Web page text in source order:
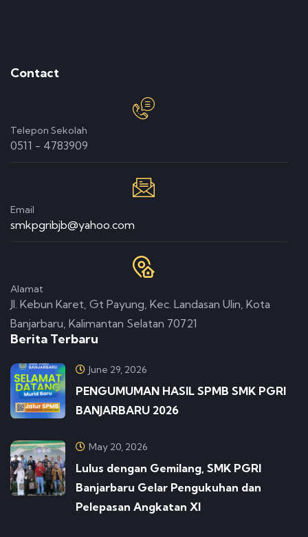
Contact
Telepon Sekolah
0511 - 4783909
Email
smkpgribjb@yahoo.com
Alamat
Jl. Kebun Karet, Gt Payung, Kec. Landasan Ulin, Kota
Banjarbaru, Kalimantan Selatan 70721
Berita Terbaru
June 29, 2026
PENGUMUMAN HASIL SPMB SMK PGRI
BANJARBARU 2026
May 20, 2026
Lulus dengan Gemilang, SMK PGRI
Banjarbaru Gelar Pengukuhan dan
Pelepasan Angkatan XI